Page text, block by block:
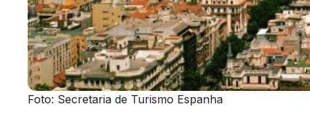
Foto: Secretaria de Turismo Espanha